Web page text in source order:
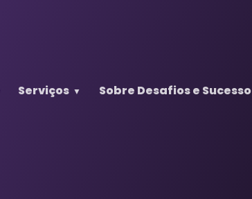
Serviços Sobre Desafios e Sucesso